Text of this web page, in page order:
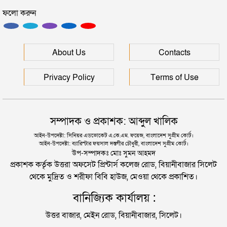
রাহুলের মৃত্যু বিতর্কে বন্ধ হচ্ছে ‘চিরসখা’, প্রশ্নের মুখে ‘কনে
রাহুলের শোক কাটিয়ে শুটিংয়ে ফিরলেন প্রিয়াঙ্কা
৯৮তম অস্কার পুরস্কার পেলেন যারা
পপতারকা রিহানার বাড়িতে গুলি, নারী আটক
রাজধানীর মাদারটেক থেকে তরুণীর খণ্ডিত মাথা ও দুই হাত
উদ্ধার
দিল্লিতে শেখ হাসিনার বক্তব্য দেওয়া নিয়ে পররাষ্ট্র
মন্ত্রণালয়ের ক্ষোভ
সিলেটের সাবেক মন্ত্রী-এমপিরা কে কোথায়?
জুলাই আন্দোলন ছাত্র-জনতার বীরত্বের স্মারকস্তম্ভ:
বিয়ানীবাজারের ইউএনও
ফলো করুন
About Us Contacts
Privacy Policy Terms of Use
সম্পাদক ও প্রকাশক: আব্দুল খালিক
আইন-উপদেষ্টা: সিনিয়র এডভোকেট এ.কে.এম. ফয়েজ, বাংলাদেশ সুপ্রীম কোর্ট।
আইন-উপদেষ্টা: ব্যারিস্টার ফয়সাল দস্তগীর চৌধুরী, বাংলাদেশ সুপ্রীম কোর্ট।
উপ-সম্পাদকঃ মোঃ সুমন আহমদ
প্রকাশক কর্তৃক উত্তরা অফসেট প্রিন্টার্স কলেজ রোড, বিয়ানীবাজার সিলেট
থেকে মুদ্রিত ও শরীফা বিবি হাউজ, মেওয়া থেকে প্রকাশিত।
বানিজ্যিক কার্যালয় :
উত্তর বাজার, মেইন রোড, বিয়ানীবাজার, সিলেট।